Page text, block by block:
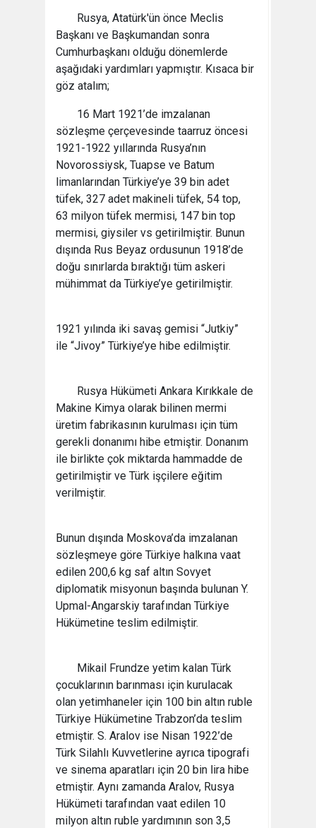
Rusya, Atatürk'ün önce Meclis
Başkanı ve Başkumandan sonra
Cumhurbaşkanı olduğu dönemlerde
aşağıdaki yardımları yapmıştır. Kısaca bir
göz atalım;
16 Mart 1921’de imzalanan
sözleşme çerçevesinde taarruz öncesi
1921-1922 yıllarında Rusya’nın
Novorossiysk, Tuapse ve Batum
limanlarından Türkiye’ye 39 bin adet
tüfek, 327 adet makineli tüfek, 54 top,
63 milyon tüfek mermisi, 147 bin top
mermisi, giysiler vs getirilmiştir. Bunun
dışında Rus Beyaz ordusunun 1918’de
doğu sınırlarda bıraktığı tüm askeri
mühimmat da Türkiye’ye getirilmiştir.
1921 yılında iki savaş gemisi “Jutkiy”
ile “Jivoy” Türkiye’ye hibe edilmiştir.
Rusya Hükümeti Ankara Kırıkkale de
Makine Kimya olarak bilinen mermi
üretim fabrikasının kurulması için tüm
gerekli donanımı hibe etmiştir. Donanım
ile birlikte çok miktarda hammadde de
getirilmiştir ve Türk işçilere eğitim
verilmiştir.
Bunun dışında Moskova’da imzalanan
sözleşmeye göre Türkiye halkına vaat
edilen 200,6 kg saf altın Sovyet
diplomatik misyonun başında bulunan Y.
Upmal-Angarskiy tarafından Türkiye
Hükümetine teslim edilmiştir.
Mikail Frundze yetim kalan Türk
çocuklarının barınması için kurulacak
olan yetimhaneler için 100 bin altın ruble
Türkiye Hükümetine Trabzon’da teslim
etmiştir. S. Aralov ise Nisan 1922’de
Türk Silahlı Kuvvetlerine ayrıca tipografi
ve sinema aparatları için 20 bin lira hibe
etmiştir. Aynı zamanda Aralov, Rusya
Hükümeti tarafından vaat edilen 10
milyon altın ruble yardımının son 3,5